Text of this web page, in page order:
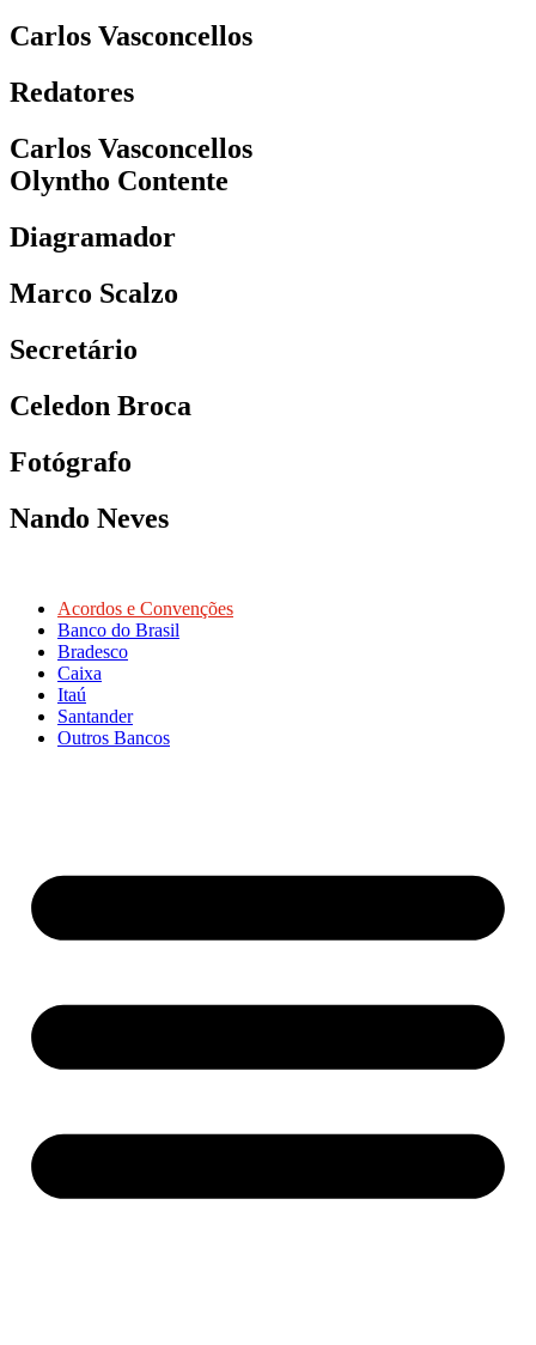
Carlos Vasconcellos
Redatores
Carlos Vasconcellos
Olyntho Contente
Diagramador
Marco Scalzo
Secretário
Celedon Broca
Fotógrafo
Nando Neves
Acordos e Convenções
Banco do Brasil
Bradesco
Caixa
Itaú
Santander
Outros Bancos